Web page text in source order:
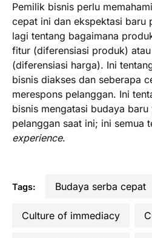
Pemilik bisnis perlu
cepat ini dan ekspektasi baru
lagi tentang bagaimana
fitur (diferensiasi produk)
(diferensiasi harga). Ini
bisnis diakses dan seberapa
merespons pelanggan. Ini
bisnis mengatasi budaya
pelanggan saat ini; ini semua
experience.
Tags: budaya serba cepat
culture of immediacy